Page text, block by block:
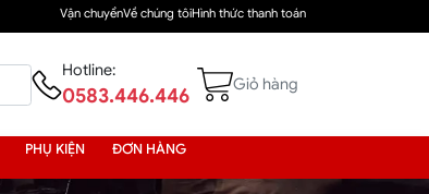
Vận chuyểnVề chúng tôiHình thức thanh toán
Hotline:
0583.446.446 Giỏ hàng
PHỤ KIỆN ĐƠN HÀNG